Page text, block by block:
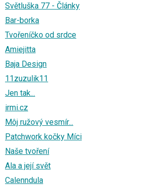
Světluška 77 - Články
Bar-borka
Tvořeníčko od srdce
Amiejitta
Baja Design
11zuzulik11
Jen tak...
irmi.cz
Môj ružový vesmír...
Patchwork kočky Míci
Naše tvoření
Ala a její svět
Calenndula